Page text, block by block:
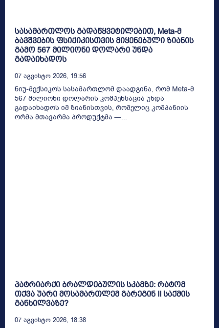
სასამართლოს გადაწყვეტილებით, Meta-მ
ბავშვების ფსიქიკისთვის მიყენებული ზიანის
გამო 567 მილიონი დოლარი უნდა
გადაიხადოს
07 Აგვისტო 2026, 19:56
ნიუ-მექსიკოს სასამართლომ დაადგინა, რომ Meta-მ
567 მილიონი დოლარის კომპენსაცია უნდა
გადაიხადოს იმ ზიანისთვის, რომელიც კომპანიის
ორმა მთავარმა პროდუქტმა —...
პატრიარქი ბრალდებულის სკამზე: რატომ
თქვა უარი მოსამართლემ გარეგინ II საქმის
განხილვაზე?
07 Აგვისტო 2026, 18:38